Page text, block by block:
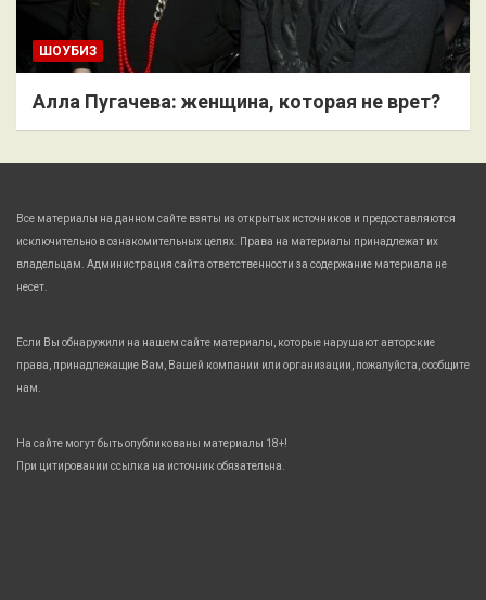
ШОУБИЗ
Алла Пугачева: женщина, которая не врет?
Все материалы на данном сайте взяты из открытых источников и предоставляются
исключительно в ознакомительных целях. Права на материалы принадлежат их
владельцам. Администрация сайта ответственности за содержание материала не
несет.
Если Вы обнаружили на нашем сайте материалы, которые нарушают авторские
права, принадлежащие Вам, Вашей компании или организации, пожалуйста, сообщите
нам.
На сайте могут быть опубликованы материалы 18+!
При цитировании ссылка на источник обязательна.